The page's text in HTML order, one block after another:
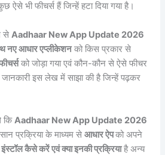
ऐसे भी फीचर्स हैं जिन्हें हटा दिया गया है।
सेAadhaar New App Update 2026
नए आधार एप्लीकेशनको किस प्रकार से
को जोड़ा गया एवं कौन-कौन से ऐसे फीचर
जानकारी इस लेख में साझा की है जिन्हें पढ़कर
किAadhaar New App Update 2026
प्रक्रिया के माध्यम सेआधार ऐपको अपने
इंस्टॉल कैसे करें एवं क्या इनकी प्रक्रियाहै अन्य